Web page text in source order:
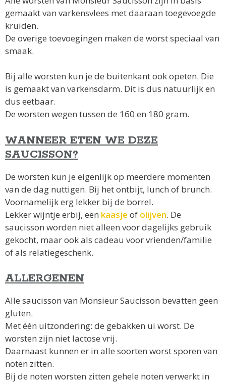
gemaakt van varkensvlees met daaraan toegevoegde
kruiden.
De overige toevoegingen maken de worst speciaal van
smaak.
Bij alle worsten kun je de buitenkant ook opeten. Die
is gemaakt van varkensdarm. Dit is dus natuurlijk en
dus eetbaar.
De worsten wegen tussen de 160 en 180 gram.
WANNEER ETEN WE DEZE
SAUCISSON?
De worsten kun je eigenlijk op meerdere momenten
van de dag nuttigen. Bij het ontbijt, lunch of brunch.
Voornamelijk erg lekker bij de borrel.
Lekker wijntje erbij, een kaasje of olijven. De
saucisson worden niet alleen voor dagelijks gebruik
gekocht, maar ook als cadeau voor vrienden/familie
of als relatiegeschenk.
ALLERGENEN
Alle saucisson van Monsieur Saucisson bevatten geen
gluten.
Met één uitzondering: de gebakken ui worst. De
worsten zijn niet lactose vrij.
Daarnaast kunnen er in alle soorten worst sporen van
noten zitten.
Bij de noten worsten zitten gehele noten verwerkt in